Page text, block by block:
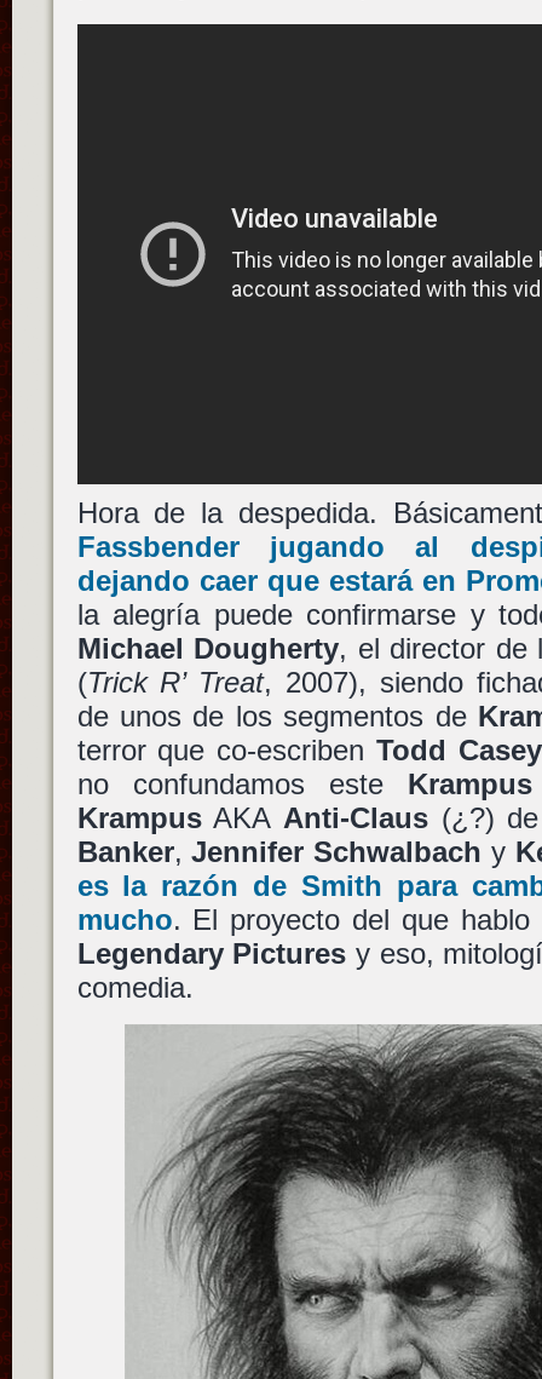
Hora de la despedida.
Fassbenderjugando al
dejando caer que estará en
la alegría puede confirmarse y
Michael Dougherty, el director de
(Trick R’ Treat, 2007), siendo
de unos de los segmentos de
terror que co-escribenTodd Casey
no confundamos este Krampus
KrampusAKA Anti-Claus(¿?)
Banker,Jennifer Schwalbach y
es la razón deSmith para
mucho. El proyecto del que
Legendary Pictures y eso,
comedia.